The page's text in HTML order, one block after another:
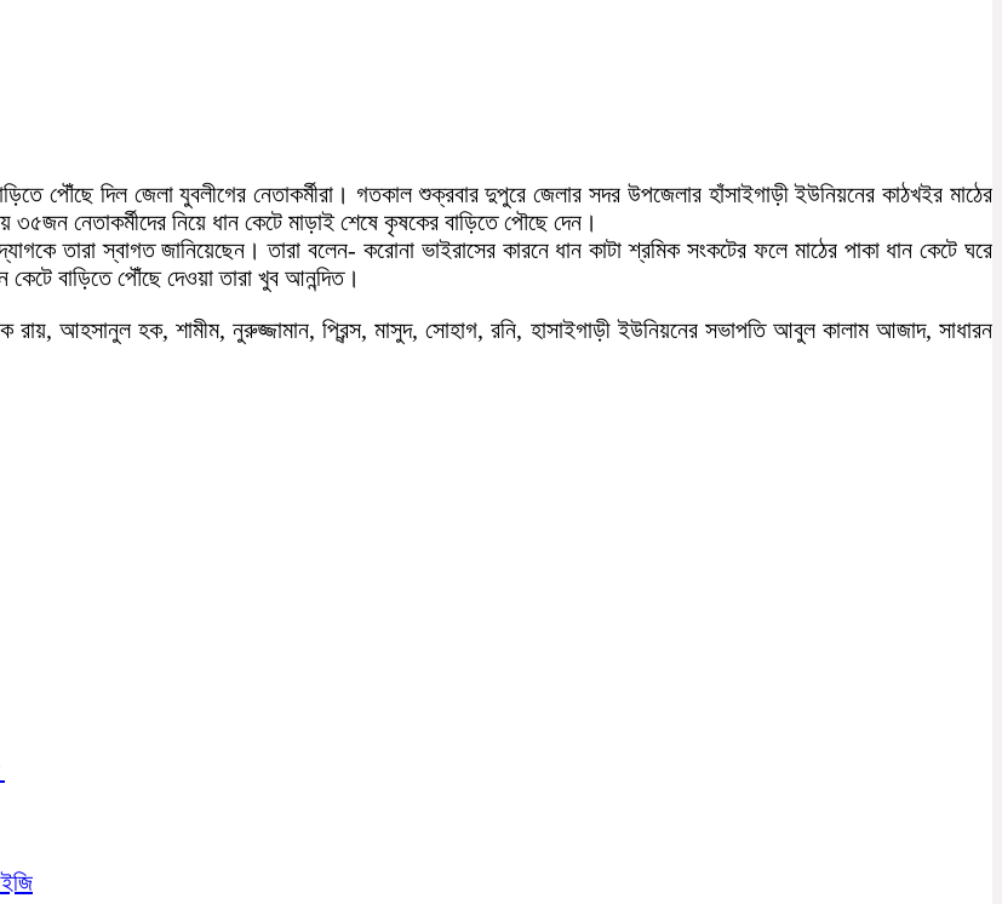
পৌঁছে দিল জেলা যুবলীগের নেতাকর্মীরা। গতকাল শুক্রবার দুপুরে জেলার সদর উপজেলার হাঁসাইগাড়ী ইউনিয়নের কাঠখইর মাঠের
নেতাকর্মীদের নিয়ে ধান কেটে মাড়াই শেষে কৃষকের বাড়িতে পৌছে দেন।
তারা স্বাগত জানিয়েছেন। তারা বলেন- করোনা ভাইরাসের কারনে ধান কাটা শ্রমিক সংকটের ফলে মাঠের পাকা ধান কেটে ঘরে
কেটে বাড়িতে পৌঁছে দেওয়া তারা খুব আনন্দিত।
রায়, আহসানুল হক, শামীম, নুরুজ্জামান, প্রিন্স, মাসুদ, সোহাগ, রনি, হাসাইগাড়ী ইউনিয়নের সভাপতি আবুল কালাম আজাদ, সাধারন